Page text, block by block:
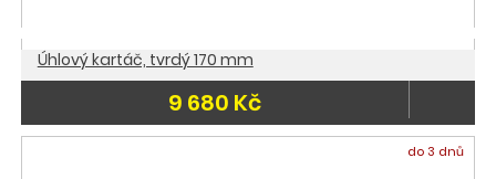
Úhlový kartáč, tvrdý 170 mm
9 680 Kč
do 3 dnů